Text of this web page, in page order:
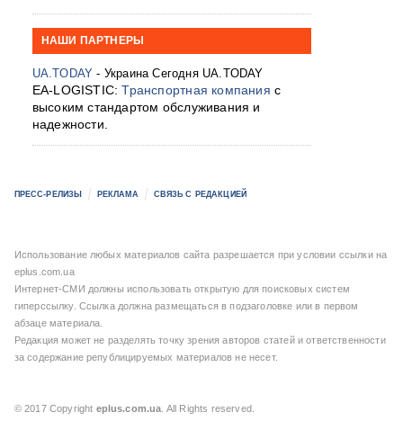
НАШИ ПАРТНЕРЫ
UA.TODAY - Украина Сегодня UA.TODAY
EA-LOGISTIC:Транспортная компания с
высоким стандартом обслуживания и
надежности.
ПРЕСС-РЕЛИЗЫ РЕКЛАМА СВЯЗЬ С РЕДАКЦИЕЙ
Использование любых материалов сайта разрешается при условии ссылки на
eplus.com.ua
Интернет-СМИ должны использовать открытую для поисковых систем
гиперссылку. Ссылка должна размещаться в подзаголовке или в первом
абзаце материала.
Редакция может не разделять точку зрения авторов статей и ответственности
за содержание републицируемых материалов не несет.
© 2017 Copyright eplus.com.ua . All Rights reserved.